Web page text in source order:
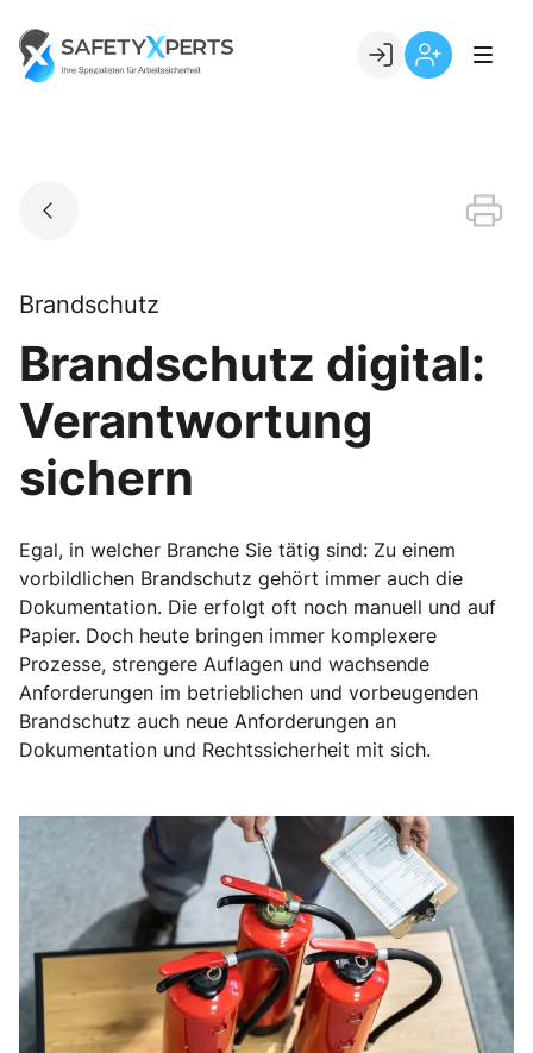
content
Go to landing page.
Brandschutz
Brandschutz digital:
Verantwortung
sichern
Egal, in welcher Branche Sie tätig sind: Zu einem
vorbildlichen Brandschutz gehört immer auch die
Dokumentation. Die erfolgt oft noch manuell und auf
Papier. Doch heute bringen immer komplexere
Prozesse, strengere Auflagen und wachsende
Anforderungen im betrieblichen und vorbeugenden
Brandschutz auch neue Anforderungen an
Dokumentation und Rechtssicherheit mit sich.